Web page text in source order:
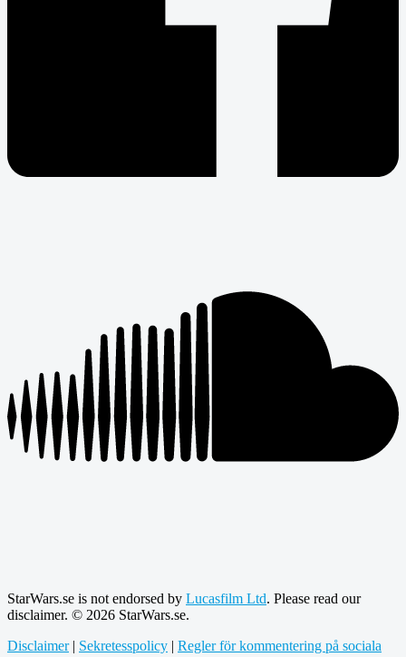
StarWars.se is not endorsed by Lucasfilm Ltd. Please read our
disclaimer. © 2026 StarWars.se.
Disclaimer| Sekretesspolicy | Regler för kommentering på sociala